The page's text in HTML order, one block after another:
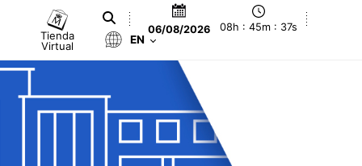
Tienda
Virtual
06/08/2026 08h : 45m : 37s
EN